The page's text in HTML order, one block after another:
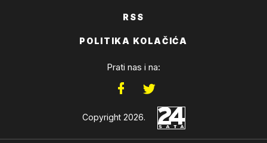
RSS
POLITIKA KOLAČIĆA
Prati nas i na:
Copyright 2026.